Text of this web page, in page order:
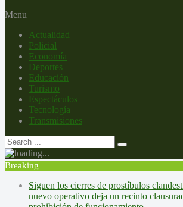
Menu
Actualidad
Policial
Economía
Deportes
Educación
Turismo
Espectáculos
Tecnología
Transmisiones
Breaking
Siguen los cierres de prostíbulos
nuevo operativo deja un recinto